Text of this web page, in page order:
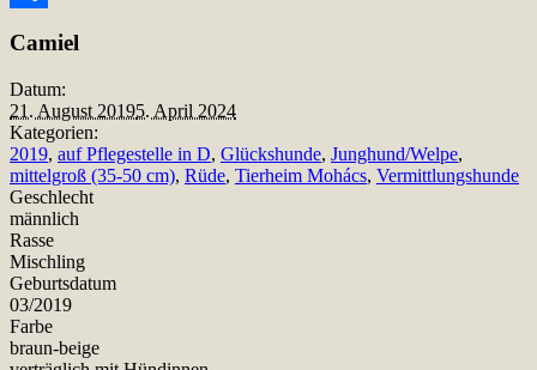
Camiel
Datum:
21. August 20195. April 2024
Kategorien:
2019, auf Pflegestelle in D, Glückshunde, Junghund/Welpe,
mittelgroß (35-50 cm), Rüde, Tierheim Mohács, Vermittlungshunde
Geschlecht
männlich
Rasse
Mischling
Geburtsdatum
03/2019
Farbe
braun-beige